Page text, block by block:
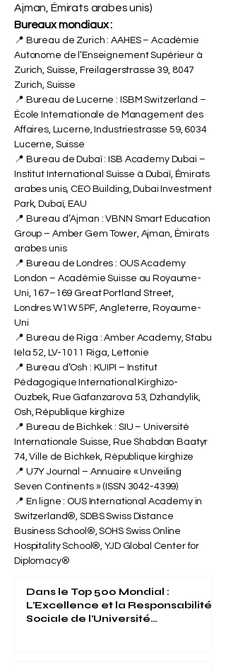
Ajman, Émirats arabes unis)
Bureaux mondiaux :
📍 Bureau de Zurich : AAHES – Académie
Autonome de l’Enseignement Supérieur à
Zurich, Suisse, Freilagerstrasse 39, 8047
Zurich, Suisse
📍 Bureau de Lucerne : ISBM Switzerland –
École Internationale de Management des
Affaires, Lucerne, Industriestrasse 59, 6034
Lucerne, Suisse
📍 Bureau de Dubaï : ISB Academy Dubai –
Institut International Suisse à Dubaï, Émirats
arabes unis, CEO Building, Dubai Investment
Park, Dubaï, EAU
📍 Bureau d’Ajman : VBNN Smart Education
Group – Amber Gem Tower, Ajman, Émirats
arabes unis
📍 Bureau de Londres : OUS Academy
London – Académie Suisse au Royaume-
Uni, 167–169 Great Portland Street,
Londres W1W 5PF, Angleterre, Royaume-
Uni
📍 Bureau de Riga : Amber Academy, Stabu
Iela 52, LV-1011 Riga, Lettonie
📍 Bureau d’Osh : KUIPI – Institut
Pédagogique International Kirghizo-
Ouzbek, Rue Gafanzarova 53, Dzhandylik,
Osh, République kirghize
📍 Bureau de Bichkek : SIU – Université
Internationale Suisse, Rue Shabdan Baatyr
74, Ville de Bichkek, République kirghize
📍 U7Y Journal – Annuaire « Unveiling
Seven Continents » (ISSN 3042-4399)
📍 En ligne : OUS International Academy in
Switzerland®, SDBS Swiss Distance
Business School®, SOHS Swiss Online
Hospitality School®, YJD Global Center for
Diplomacy®
Dans le Top 500 Mondial :
L'Excellence et la Responsabilité
Sociale de l'Université